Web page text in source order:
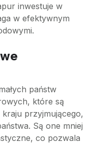
inwestuje w
w efektywnym
państw
które są
przyjmującego,
Są one mniej
co pozwala